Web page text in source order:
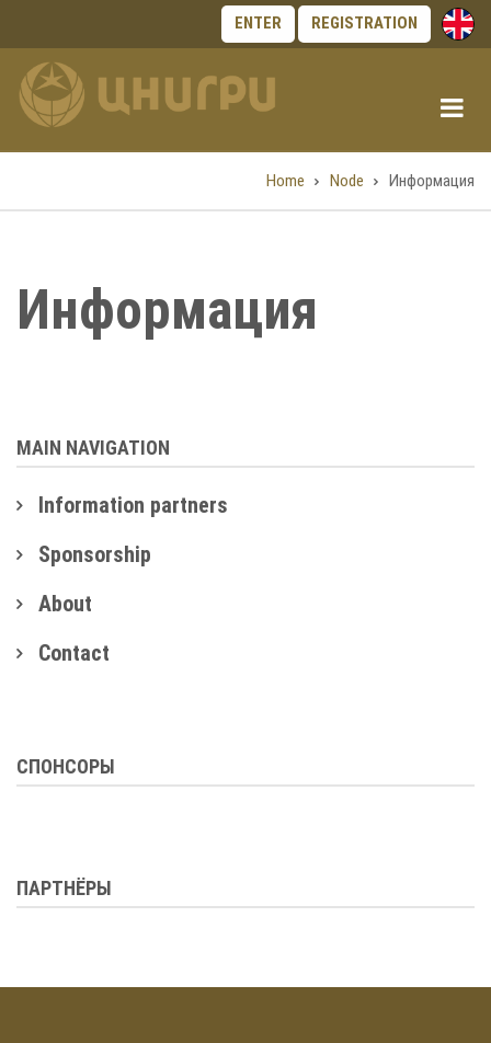
to
main
content
ENTER REGISTRATION
Home Node Информация
Информация
MAIN NAVIGATION
Information partners
Sponsorship
About
Contact
СПОНСОРЫ
ПАРТНЁРЫ